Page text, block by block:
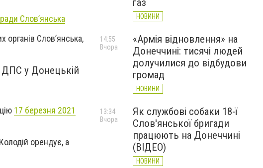
Слов’янська
Слов’янська,
ДПС у Донецькій
17 березня 2021
орендує, а
газ
НОВИНИ
«Армія відновлення» на
Донеччині: тисячі людей
долучилися до відбудови
громад
НОВИНИ
14:55
Вчора
Як службові собаки 18-ї
Слов'янської бригади
працюють на Донеччині
(ВІДЕО)
НОВИНИ
13:34
Вчора